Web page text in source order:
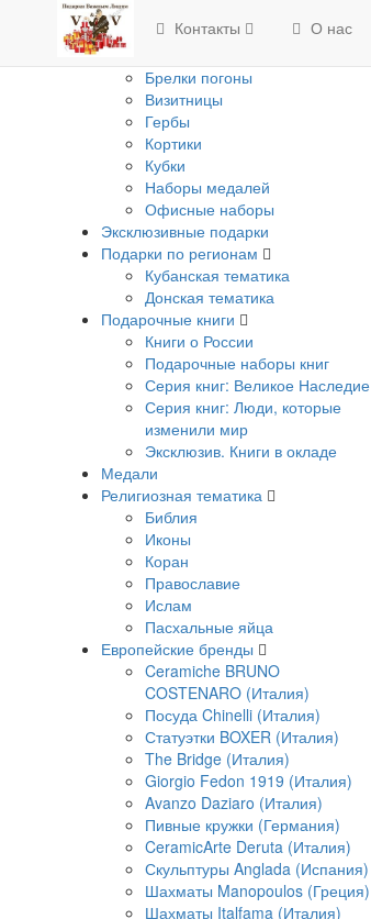
Контакты О нас
Изделия с Государственной
символикой
Брелки погоны
Визитницы
Гербы
Кортики
Кубки
Наборы медалей
Офисные наборы
Эксклюзивные подарки
Подарки по регионам
Кубанская тематика
Донская тематика
Подарочные книги
Книги о России
Подарочные наборы книг
Серия книг: Великое Наследие
Серия книг: Люди, которые
изменили мир
Эксклюзив. Книги в окладе
Медали
Религиозная тематика
Библия
Иконы
Коран
Православие
Ислам
Пасхальные яйца
Европейские бренды
Ceramiche BRUNO
COSTENARO (Италия)
Посуда Chinelli (Италия)
Статуэтки BOXER (Италия)
The Bridge (Италия)
Giorgio Fedon 1919 (Италия)
Avanzo Daziaro (Италия)
Пивные кружки (Германия)
CeramicArte Deruta (Италия)
Скульптуры Anglada (Испания)
Шахматы Manopoulos (Греция)
Шахматы Italfama (Италия)